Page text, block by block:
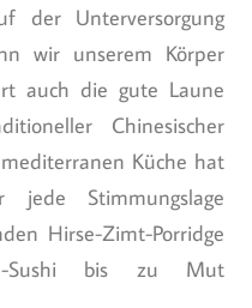
der Unterversorgung
wir unserem Körper
auch die gute Laune
Chinesischer
Küche hat
Stimmungslage
Hirse-Zimt-Porridge
Sushi bis zu Mut